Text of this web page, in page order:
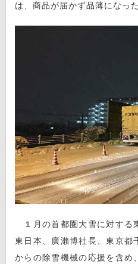
は、商品が届かず品薄になっ
１月の首都圏大雪に対する
東日本、廣瀨博社長、東京都
からの除雪機械の応援を含め